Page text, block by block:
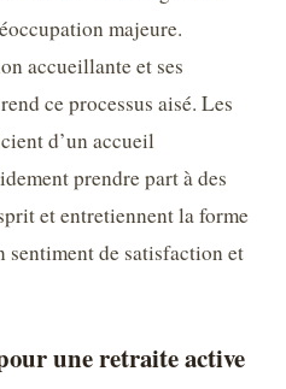
majeure.
accueillante et ses
ce processus aisé. Les
d’un accueil
prendre part à des
et entretiennent la forme
sentiment de satisfaction et
une retraite active